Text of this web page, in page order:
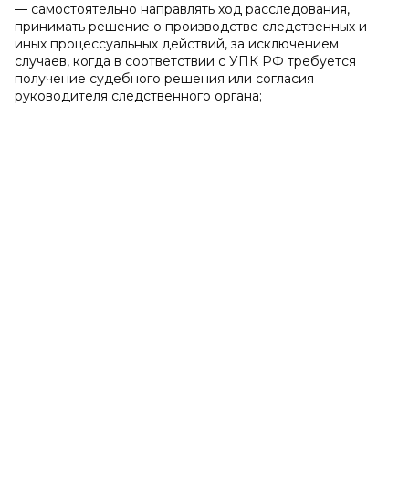
— самостоятельно направлять ход расследования,
принимать решение о производстве следственных и
иных процессуальных действий, за исключением
случаев, когда в соответствии с УПК РФ требуется
получение судебного решения или согласия
руководителя следственного органа;